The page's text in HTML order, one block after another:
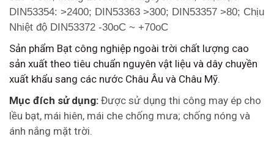
DIN53354: >2400; DIN53363 >300; DIN53357 >80; Chịu
Nhiệt độ DIN53372 -30oC ~ +70oC
Sản phẩm Bạt công nghiệp ngoài trời chất lượng cao
sản xuất theo tiêu chuẩn nguyên vật liệu và dây chuyền
xuất khẩu sang các nước Châu Âu và Châu Mỹ.
Mục đích sử dụng: Được sử dụng thi công may ép cho
lều bạt, mái hiên, mái che chống mưa; chống nóng và
ánh nắng mặt trời.